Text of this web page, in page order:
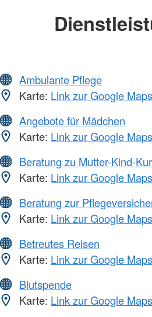
Ambulante Pflege
Karte: Link zur Google
Angebote für Mädchen
Karte: Link zur Google
Beratung zu Mutter-Kind-
Karte: Link zur Google
Beratung zur
Karte: Link zur Google
Betreutes Reisen
Karte: Link zur Google
Blutspende
Karte: Link zur Google